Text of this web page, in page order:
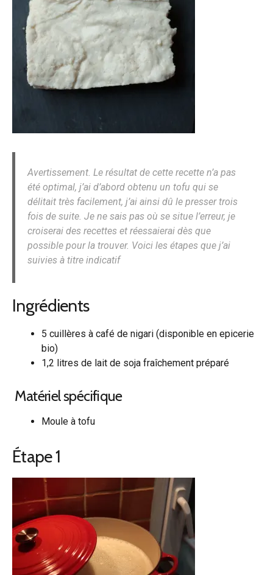
Avertissement. Le résultat de cette recette n’a pas
été optimal, j’ai d’abord obtenu un tofu qui se
délitait très facilement, j’ai ainsi dû le presser trois
fois de suite. Je ne sais pas où se situe l’erreur, je
croiserai des recettes et réessaierai dès que
possible pour la trouver. Voici les étapes que j’ai
suivies à titre indicatif
Ingrédients
5 cuillères à café de nigari (disponible en epicerie
bio)
1,2 litres de lait de soja fraîchement préparé
Matériel spécifique
Moule à tofu
Étape 1